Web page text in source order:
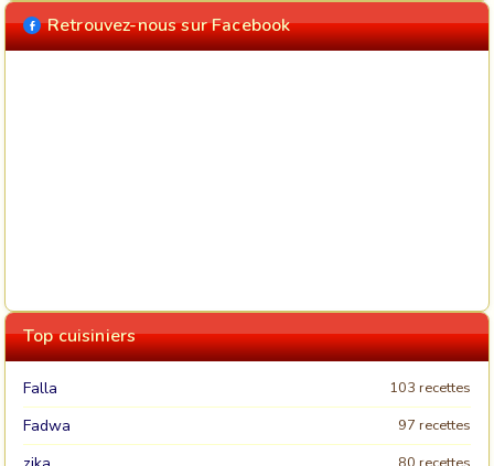
Retrouvez-nous sur Facebook
Top cuisiniers
Falla 103 recettes
Fadwa 97 recettes